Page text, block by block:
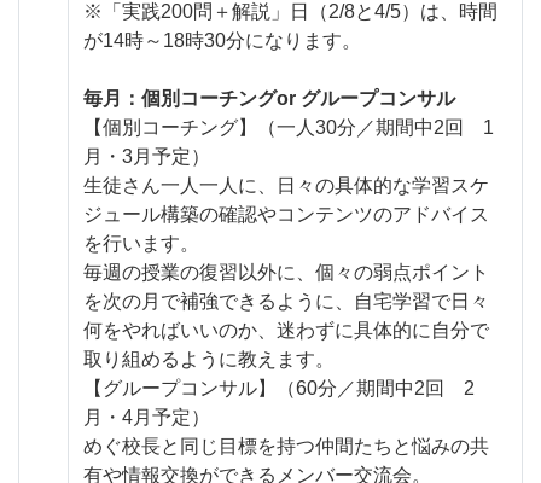
※「実践200問＋解説」日（2/8と4/5）は、時間
が14時～18時30分になります。
毎月：個別コーチングor グループコンサル
【個別コーチング】（一人30分／期間中2回 1
月・3月予定）
生徒さん一人一人に、日々の具体的な学習スケ
ジュール構築の確認やコンテンツのアドバイス
を行います。
毎週の授業の復習以外に、個々の弱点ポイント
を次の月で補強できるように、自宅学習で日々
何をやればいいのか、迷わずに具体的に自分で
取り組めるように教えます。
【グループコンサル】（60分／期間中2回 2
月・4月予定）
めぐ校長と同じ目標を持つ仲間たちと悩みの共
有や情報交換ができるメンバー交流会。